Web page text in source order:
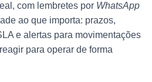
com lembretes por WhatsApp
ao que importa: prazos,
e alertas para movimentações
para operar de forma